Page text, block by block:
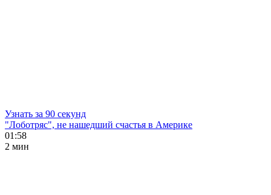
Узнать за 90 секунд
"Лоботряс", не нашедший счастья в Америке
01:58
2 мин